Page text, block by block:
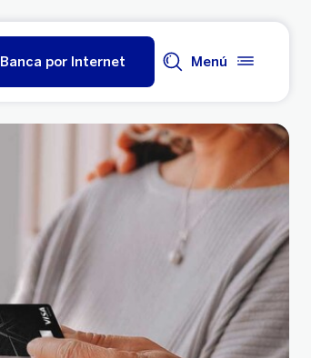
Banca por Internet Menú